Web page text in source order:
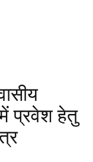
में प्रवेश हेतु